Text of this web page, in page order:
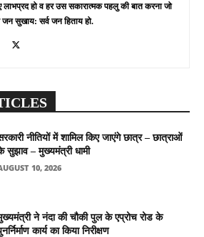
लाभप्रद हो व हर उस सकारात्मक पहलु की बात करना जो
जन सुखाय: सर्व जन हिताय हो.
नीतियों में शामिल किए जाएंगे छात्र – छात्राओं
सुझाव – मुख्यमंत्री धामी
10, 2026
ने नंदा की चौकी पुल के एप्रोच रोड के
कार्य का किया निरीक्षण